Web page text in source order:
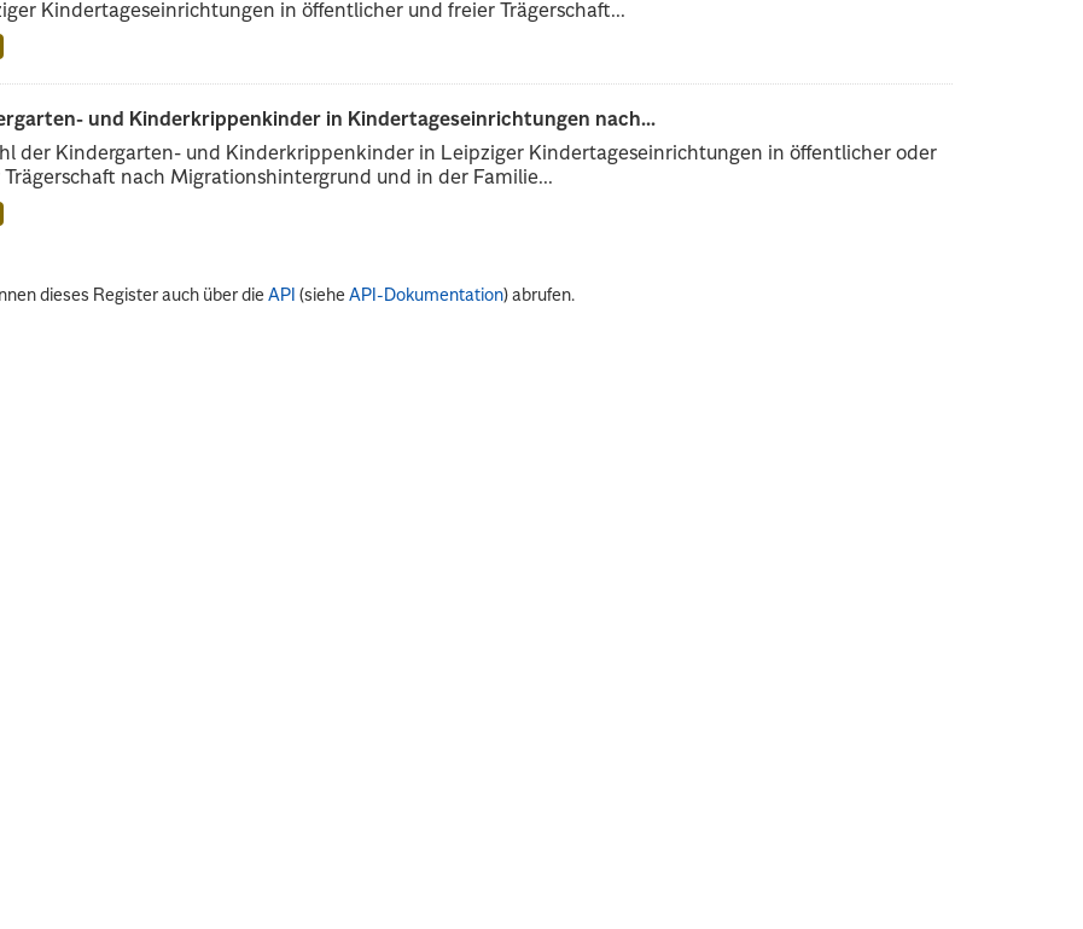
Kindertageseinrichtungen in öffentlicher und freier Trägerschaft...
und Kinderkrippenkinder in Kindertageseinrichtungen nach...
der Kindergarten- und Kinderkrippenkinder in Leipziger Kindertageseinrichtungen in öffentlicher oder
Trägerschaft nach Migrationshintergrund und in der Familie...
dieses Register auch über dieAPI (sieheAPI-Dokumentation) abrufen.